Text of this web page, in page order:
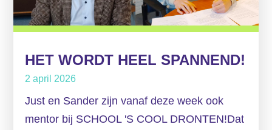
HET WORDT HEEL SPANNEND!
2 april 2026
Just en Sander zijn vanaf deze week ook
mentor bij SCHOOL 'S COOL DRONTEN!Dat